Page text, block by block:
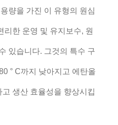
량을 가진 이 유형의 원심
리한 운영 및 유지보수, 원
있습니다. 그것의 특수 구
° C까지 낮아지고 에탄올
생산 효율성을 향상시킵